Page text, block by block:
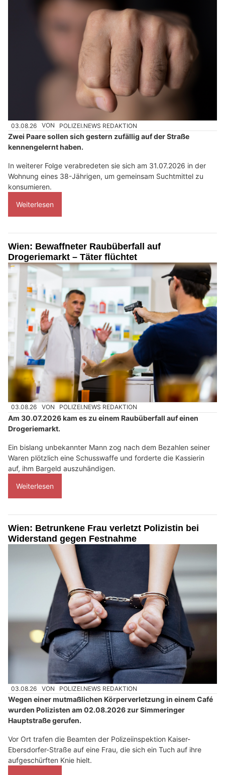
03.08.26 VON POLIZEI.NEWS REDAKTION
Zwei Paare sollen sich gestern zufällig auf der Straße
kennengelernt haben.
In weiterer Folge verabredeten sie sich am 31.07.2026 in der
Wohnung eines 38-Jährigen, um gemeinsam Suchtmittel zu
konsumieren.
Weiterlesen
Wien: Bewaffneter Raubüberfall auf
Drogeriemarkt – Täter flüchtet
03.08.26 VON POLIZEI.NEWS REDAKTION
Am 30.07.2026 kam es zu einem Raubüberfall auf einen
Drogeriemarkt.
Ein bislang unbekannter Mann zog nach dem Bezahlen seiner
Waren plötzlich eine Schusswaffe und forderte die Kassierin
auf, ihm Bargeld auszuhändigen.
Weiterlesen
Wien: Betrunkene Frau verletzt Polizistin bei
Widerstand gegen Festnahme
03.08.26 VON POLIZEI.NEWS REDAKTION
Wegen einer mutmaßlichen Körperverletzung in einem Café
wurden Polizisten am 02.08.2026 zur Simmeringer
Hauptstraße gerufen.
Vor Ort trafen die Beamten der Polizeiinspektion Kaiser-
Ebersdorfer-Straße auf eine Frau, die sich ein Tuch auf ihre
aufgeschürften Knie hielt.